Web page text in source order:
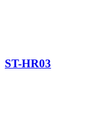
ST-HR03